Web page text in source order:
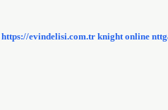
https://evindelisi.com.tr knight online